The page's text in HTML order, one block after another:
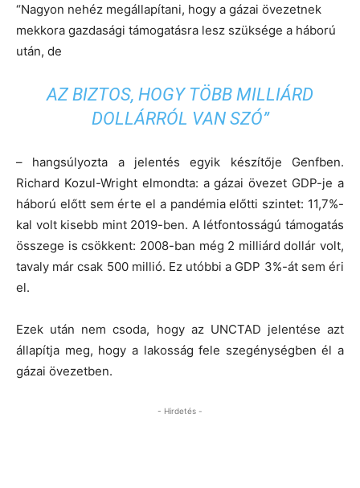
“Nagyon nehéz megállapítani, hogy a gázai övezetnek
mekkora gazdasági támogatásra lesz szüksége a háború
után, de
AZ BIZTOS, HOGY TÖBB MILLIÁRD
DOLLÁRRÓL VAN SZÓ”
– hangsúlyozta a jelentés egyik készítője Genfben.
Richard Kozul-Wright elmondta: a gázai övezet GDP-je a
háború előtt sem érte el a pandémia előtti szintet: 11,7%-
kal volt kisebb mint 2019-ben. A létfontosságú támogatás
összege is csökkent: 2008-ban még 2 milliárd dollár volt,
tavaly már csak 500 millió. Ez utóbbi a GDP 3%-át sem éri
el.
Ezek után nem csoda, hogy az UNCTAD jelentése azt
állapítja meg, hogy a lakosság fele szegénységben él a
gázai övezetben.
- Hirdetés -